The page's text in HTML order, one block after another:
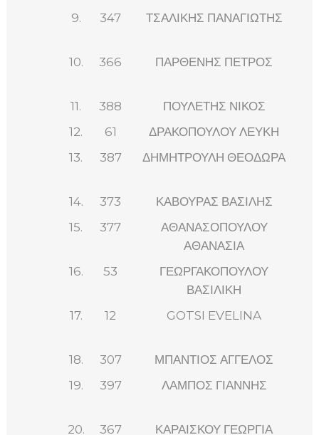
9. 347 ΤΣΑΛΙΚΗΣ ΠΑΝΑΓΙΩΤΗΣ
10. 366 ΠΑΡΘΕΝΗΣ ΠΕΤΡΟΣ
11. 388 ΠΟΥΛΕΤΗΣ ΝΙΚΟΣ
12.
61 ΔΡΑΚΟΠΟΥΛΟΥ ΛΕΥΚΗ
13.
387 ΔΗΜΗΤΡΟΥΛΗ ΘΕΟΔΩΡΑ
14. 373 ΚΑΒΟΥΡΑΣ ΒΑΣΙΛΗΣ
15.
377
ΑΘΑΝΑΣΟΠΟΥΛΟΥ
ΑΘΑΝΑΣΙΑ
16. 53
ΓΕΩΡΓΑΚΟΠΟΥΛΟΥ
ΒΑΣΙΛΙΚΗ
17. 12 GOTSI EVELINA
18. 307 ΜΠΑΝΤΙΟΣ ΑΓΓΕΛΟΣ
19.
397 ΛΑΜΠΟΣ ΓΙΑΝΝΗΣ
20. 367 ΚΑΡΑΙΣΚΟΥ ΓΕΩΡΓΙΑ